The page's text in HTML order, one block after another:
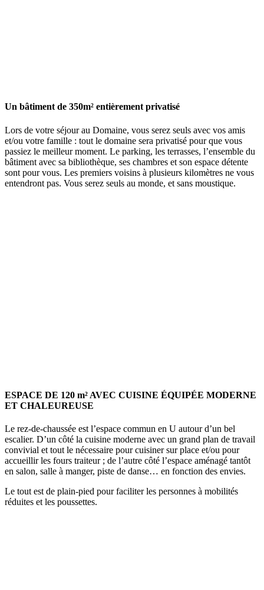
Un bâtiment de 350m² entièrement privatisé
Lors de votre séjour au Domaine, vous serez seuls avec vos amis
et/ou votre famille : tout le domaine sera privatisé pour que vous
passiez le meilleur moment. Le parking, les terrasses, l’ensemble du
bâtiment avec sa bibliothèque, ses chambres et son espace détente
sont pour vous. Les premiers voisins à plusieurs kilomètres ne vous
entendront pas. Vous serez seuls au monde, et sans moustique.
ESPACE DE 120 m² AVEC CUISINE ÉQUIPÉE MODERNE
ET CHALEUREUSE
Le rez-de-chaussée est l’espace commun en U autour d’un bel
escalier. D’un côté la cuisine moderne avec un grand plan de travail
convivial et tout le nécessaire pour cuisiner sur place et/ou pour
accueillir les fours traiteur ; de l’autre côté l’espace aménagé tantôt
en salon, salle à manger, piste de danse… en fonction des envies.
Le tout est de plain-pied pour faciliter les personnes à mobilités
réduites et les poussettes.